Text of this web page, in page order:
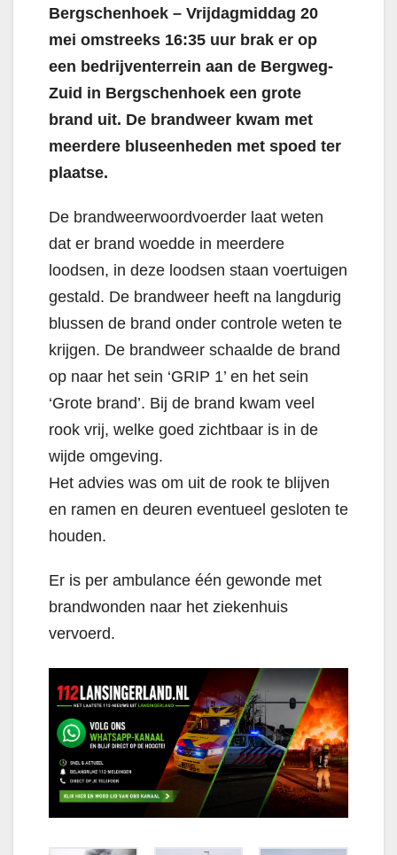
Bergschenhoek – Vrijdagmiddag 20
mei omstreeks 16:35 uur brak er op
een bedrijventerrein aan de Bergweg-
Zuid in Bergschenhoek een grote
brand uit. De brandweer kwam met
meerdere bluseenheden met spoed ter
plaatse.
De brandweerwoordvoerder laat weten
dat er brand woedde in meerdere
loodsen, in deze loodsen staan voertuigen
gestald. De brandweer heeft na langdurig
blussen de brand onder controle weten te
krijgen. De brandweer schaalde de brand
op naar het sein ‘GRIP 1’ en het sein
‘Grote brand’. Bij de brand kwam veel
rook vrij, welke goed zichtbaar is in de
wijde omgeving.
Het advies was om uit de rook te blijven
en ramen en deuren eventueel gesloten te
houden.
Er is per ambulance één gewonde met
brandwonden naar het ziekenhuis
vervoerd.